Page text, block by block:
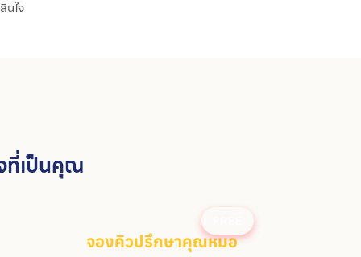
นใจ
ที่เป็นคุณ
จองคิวปรึกษาคุณหมอ